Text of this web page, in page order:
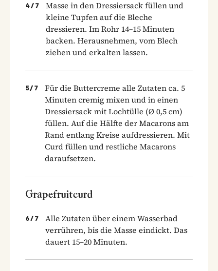
4 / 7
Masse in den Dressiersack füllen und
kleine Tupfen auf die Bleche
dressieren. Im Rohr 14–15 Minuten
backen. Herausnehmen, vom Blech
ziehen und erkalten lassen.
5/ 7
Für die Buttercreme alle Zutaten ca. 5
Minuten cremig mixen und in einen
Dressiersack mit Lochtülle (Ø 0,5 cm)
füllen. Auf die Hälfte der Macarons am
Rand entlang Kreise aufdressieren. Mit
Curd füllen und restliche Macarons
daraufsetzen.
Grapefruitcurd
6/ 7
Alle Zutaten über einem Wasserbad
verrühren, bis die Masse eindickt. Das
dauert 15–20 Minuten.